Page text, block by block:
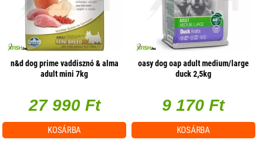
n&d dog prime vaddisznó & alma
adult mini 7kg
27 990 Ft
KOSÁRBA
oasy dog oap adult medium/large
duck 2,5kg
9 170 Ft
KOSÁRBA